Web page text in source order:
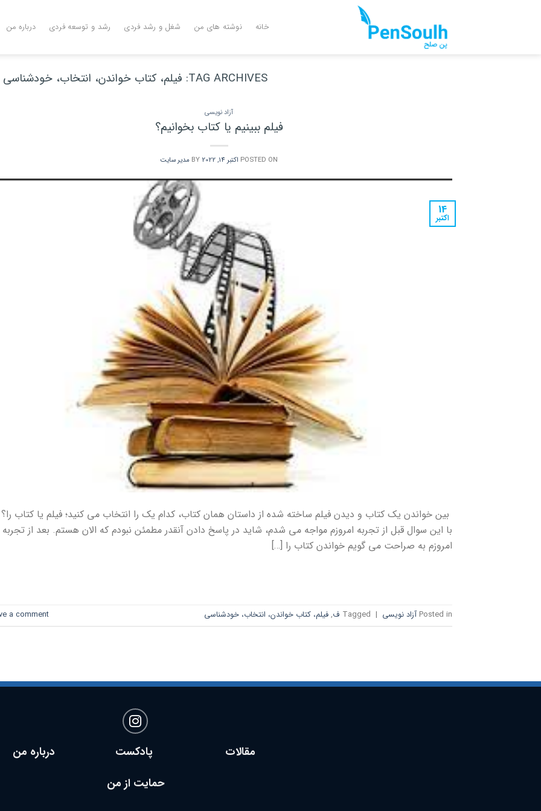
خانه نوشته های من شغل و رشد فردی رشد و توسعه فردی درباره من
TAG ARCHIVES: فیلم، کتاب خواندن، انتخاب، خودشناسی
آزاد نویسی
فیلم ببینیم یا کتاب بخوانیم؟
POSTED ON اکتبر 14, 2022 مدیر سایت
14
اکتبر
بین خواندن یک کتاب و دیدن فیلم ساخته شده از داستان همان کتاب، کدام یک را انتخاب می کنید؛ فیلم یا کتاب را؟
با این سوال قبل از تجربه امروزم مواجه می شدم، شاید در پاسخ دادن آنقدر مطمئن نبودم که الان هستم. بعد از تجربه
امروزم به صراحت می گویم خواندن کتاب را […]
Posted in آزاد نویسی |
Tagged ف, فیلم، کتاب خواندن، انتخاب، خودشناسی a comment
مقالات پادکست
درباره من
حمایت از من